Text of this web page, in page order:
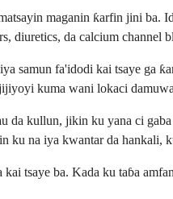
maganin ƙarfin jini
diuretics, da calcium channel
samun fa'idodi kai tsaye
kuma wani lokaci
da kullun, jikin ku yana ci
ku na iya kwantar da hankali,
tsaye ba. Kada ku taɓa